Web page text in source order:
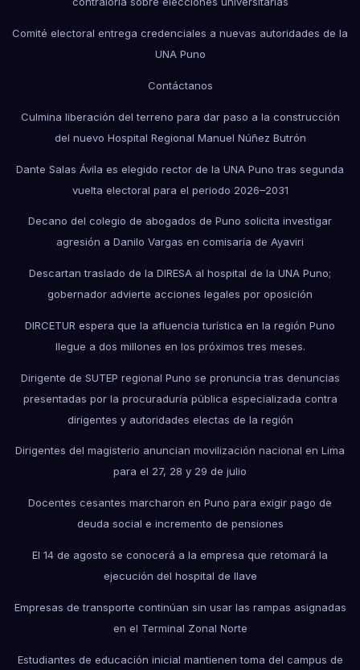
Comité electoral entrega credenciales a nuevas autoridades de la
UNA Puno
Contáctanos
Culmina liberación del terreno para dar paso a la construcción
del nuevo Hospital Regional Manuel Núñez Butrón
Dante Salas Ávila es elegido rector de la UNA Puno tras segunda
vuelta electoral para el periodo 2026–2031
Decano del colegio de abogados de Puno solicita investigar
agresión a Danilo Vargas en comisaría de Ayaviri
Descartan traslado de la DIRESA al hospital de la UNA Puno;
gobernador advierte acciones legales por oposición
DIRCETUR espera que la afluencia turística en la región Puno
llegue a dos millones en los próximos tres meses.
Dirigente de SUTEP regional Puno se pronuncia tras denuncias
presentadas por la procuraduría pública especializada contra
dirigentes y autoridades electas de la región
Dirigentes del magisterio anuncian movilización nacional en Lima
para el 27, 28 y 29 de julio
Docentes cesantes marcharon en Puno para exigir pago de
deuda social e incremento de pensiones
El 14 de agosto se conocerá a la empresa que retomará la
ejecución del hospital de Ilave
Empresas de transporte continúan sin usar las rampas asignadas
en el Terminal Zonal Norte
Estudiantes de educación inicial mantienen toma del campus de